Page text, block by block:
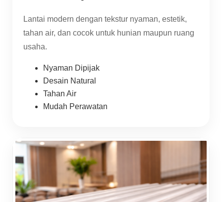
Lantai modern dengan tekstur nyaman, estetik,
tahan air, dan cocok untuk hunian maupun ruang
usaha.
Nyaman Dipijak
Desain Natural
Tahan Air
Mudah Perawatan